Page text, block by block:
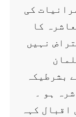
کی
کا
نہیں
بشرطیکہ
ہو ۔
اقبال کہہ